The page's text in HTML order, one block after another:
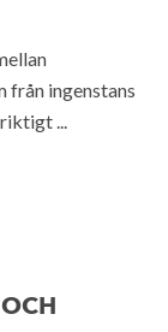
från ingenstans
...